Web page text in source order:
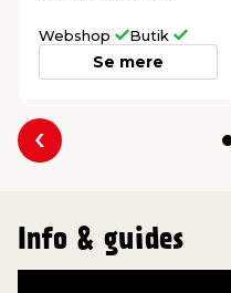
Webshop Butik
Se mere
Forrige
Info & guides